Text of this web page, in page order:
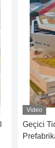
Video
Geçici